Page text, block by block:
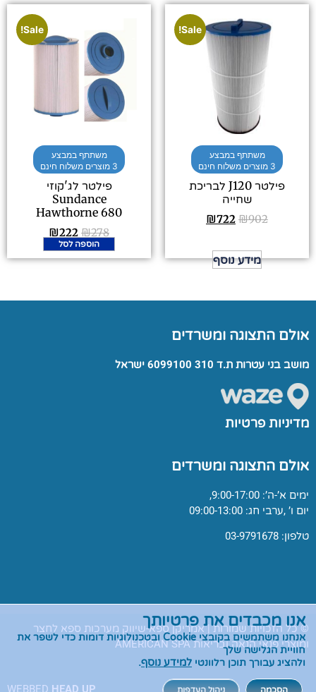
Sale!
משתתף במבצע
3 מוצרים משלוח חינם
פילטר J120 לבריכת
שחייה
₪902
₪722
מידע נוסף
Sale!
משתתף במבצע
3 מוצרים משלוח חינם
פילטר לג'קוזי
Sundance
Hawthorne 680
₪278
₪222
הוספה לסל
אולם התצוגה ומשרדים
מושב בני עטרות ת.ד 310 6099100 ישראל
מדיניות פרטיות
אולם התצוגה ומשרדים
ימים א’-ה’: 9:00-17:00,
יום ו’ ,ערבי חג: 09:00-13:00
טלפון: 03-9791678
© כל הזכויות שמורות | אמריקן ספא-שיווק מערכות ספא לחצר
ומוצרי פנאי הנאה ובריאות AMERICAN SPA
WEBBED HEAD UP
אנו מכבדים את פרטיותך
אנחנו משתמשים בקובצי Cookieובטכנולוגיות דומות כדי לשפר את
חוויית הגלישה שלך
ולהציג עבורך תוכן רלוונטי למידע נוסף.
הסכמה ניהול העדפות